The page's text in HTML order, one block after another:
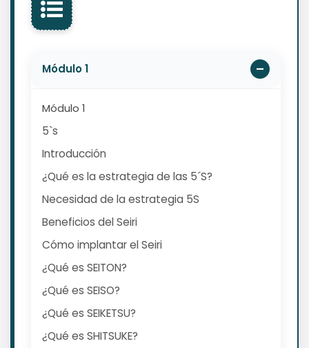
Módulo 1
Módulo 1
5`s
Introducción
¿Qué es la estrategia de las 5´S?
Necesidad de la estrategia 5S
Beneficios del Seiri
Cómo implantar el Seiri
¿Qué es SEITON?
¿Qué es SEISO?
¿Qué es SEIKETSU?
¿Qué es SHITSUKE?